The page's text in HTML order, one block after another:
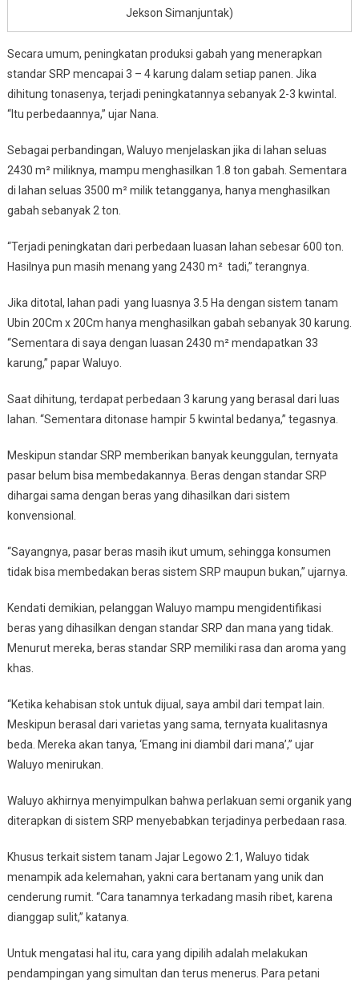
Jekson Simanjuntak)
Secara umum, peningkatan produksi gabah yang menerapkan
standar SRP mencapai 3 – 4 karung dalam setiap panen. Jika
dihitung tonasenya, terjadi peningkatannya sebanyak 2-3 kwintal.
“Itu perbedaannya,” ujar Nana.
Sebagai perbandingan, Waluyo menjelaskan jika di lahan seluas
2430 m² miliknya, mampu menghasilkan 1.8 ton gabah. Sementara
di lahan seluas 3500 m² milik tetangganya, hanya menghasilkan
gabah sebanyak 2 ton.
“Terjadi peningkatan dari perbedaan luasan lahan sebesar 600 ton.
Hasilnya pun masih menang yang 2430 m² tadi,” terangnya.
Jika ditotal, lahan padi yang luasnya 3.5 Ha dengan sistem tanam
Ubin 20Cm x 20Cm hanya menghasilkan gabah sebanyak 30 karung.
“Sementara di saya dengan luasan 2430 m² mendapatkan 33
karung,” papar Waluyo.
Saat dihitung, terdapat perbedaan 3 karung yang berasal dari luas
lahan. “Sementara ditonase hampir 5 kwintal bedanya,” tegasnya.
Meskipun standar SRP memberikan banyak keunggulan, ternyata
pasar belum bisa membedakannya. Beras dengan standar SRP
dihargai sama dengan beras yang dihasilkan dari sistem
konvensional.
“Sayangnya, pasar beras masih ikut umum, sehingga konsumen
tidak bisa membedakan beras sistem SRP maupun bukan,” ujarnya.
Kendati demikian, pelanggan Waluyo mampu mengidentifikasi
beras yang dihasilkan dengan standar SRP dan mana yang tidak.
Menurut mereka, beras standar SRP memiliki rasa dan aroma yang
khas.
“Ketika kehabisan stok untuk dijual, saya ambil dari tempat lain.
Meskipun berasal dari varietas yang sama, ternyata kualitasnya
beda. Mereka akan tanya, ‘Emang ini diambil dari mana’,” ujar
Waluyo menirukan.
Waluyo akhirnya menyimpulkan bahwa perlakuan semi organik yang
diterapkan di sistem SRP menyebabkan terjadinya perbedaan rasa.
Khusus terkait sistem tanam Jajar Legowo 2:1, Waluyo tidak
menampik ada kelemahan, yakni cara bertanam yang unik dan
cenderung rumit. “Cara tanamnya terkadang masih ribet, karena
dianggap sulit,” katanya.
Untuk mengatasi hal itu, cara yang dipilih adalah melakukan
pendampingan yang simultan dan terus menerus. Para petani